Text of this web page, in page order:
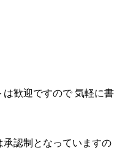
歓迎ですので 気軽に書
認制となっていますの